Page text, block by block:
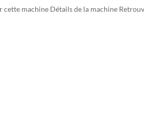
cette machine Détails de la machine